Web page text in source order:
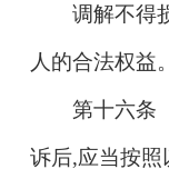
调解不得
人的合法权益。
第十六条
诉后,应当按照